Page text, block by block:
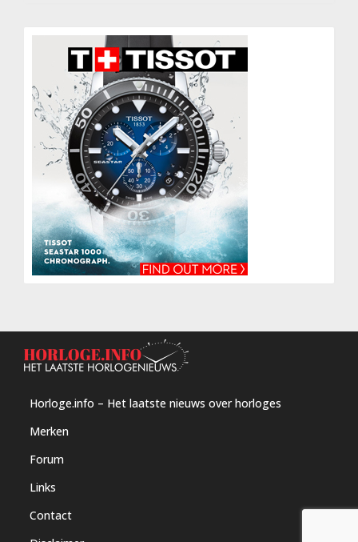
Horloge.info – Het laatste nieuws over horloges
Merken
Forum
Links
Contact